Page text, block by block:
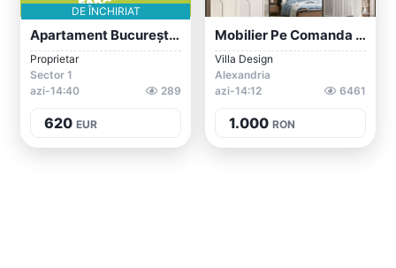
DE ÎNCHIRIAT
Apartament București 2 Camere , Tel 0769...
Proprietar
Sector 1
azi-14:40
289
620 EUR
Mobilier Pe Comanda Teleorman/Bucuresti
Villa Design
Alexandria
azi-14:12
6461
1.000 RON